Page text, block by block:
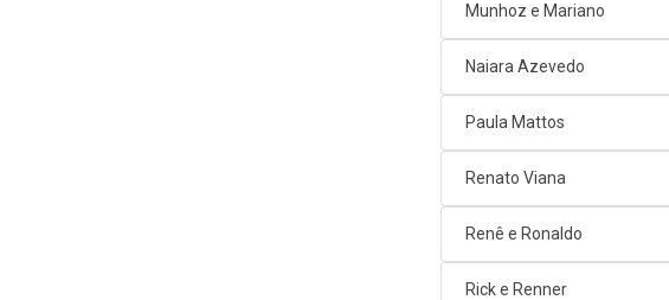
Munhoz e Mariano
Naiara Azevedo
Paula Mattos
Renato Viana
Renê e Ronaldo
Rick e Renner